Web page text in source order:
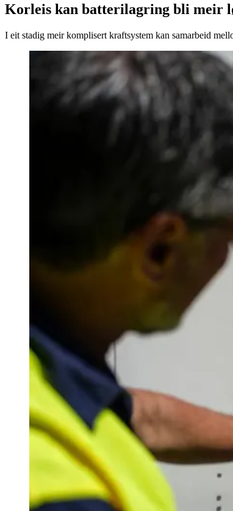
Korleis kan batterilagring bli meir
I eit stadig meir komplisert kraftsystem kan samarbeid